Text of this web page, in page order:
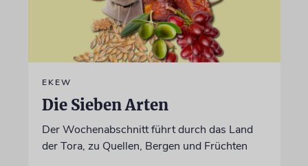
EKEW
Die Sieben Arten
Der Wochenabschnitt führt durch das Land
der Tora, zu Quellen, Bergen und Früchten